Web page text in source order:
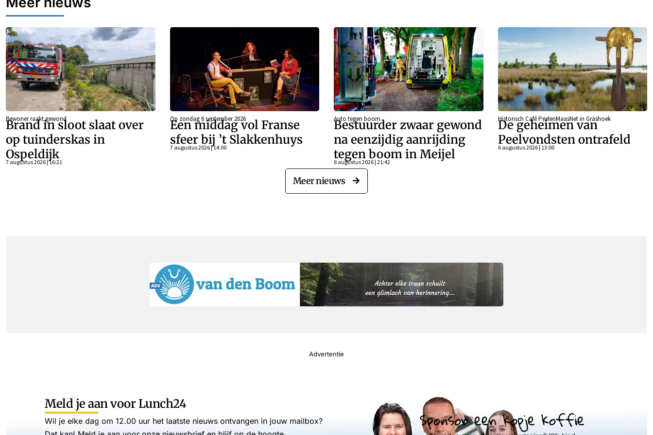
Bewoner raakt gewond
Brand in sloot slaat over
op tuinderskas in
Ospeldijk
7 augustus 2026 | 16:21
Op zondag 6 september 2026
Een middag vol Franse
sfeer bij ’t Slakkenhuys
7 augustus 2026 | 14:00
Auto tegen boom
Bestuurder zwaar gewond
na eenzijdig aanrijding
tegen boom in Meijel
6 augustus 2026 | 21:42
Historisch Café PeelenMaasNet in Grashoek
De geheimen van
Peelvondsten ontrafeld
6 augustus 2026 | 13:00
Meer nieuws
Advertentie
Meld je aan voor Lunch24
Wil je elke dag om 12.00 uur het laatste nieuws ontvangen in jouw mailbox?
Sponsor een kopje koffie